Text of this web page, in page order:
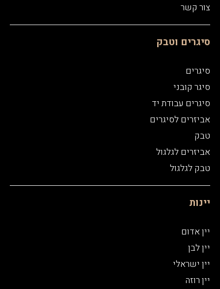
צור קשר
סיגרים וטבק
סיגרים
סיגר קובני
סיגרים עבודת יד
אביזרים לסיגרים
טבק
אביזרים לגלגול
טבק לגלגול
יינות
יין אדום
יין לבן
יין ישראלי
יין רוזה